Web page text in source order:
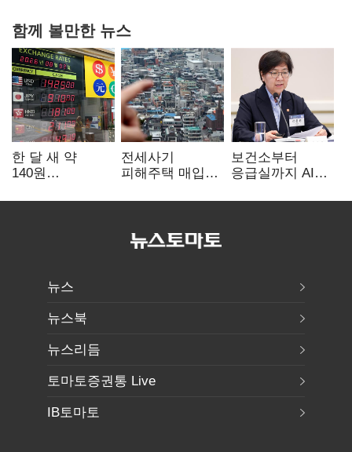
함께 볼만한 뉴스
한 달 새 약
140원
엔저'에 원화
전세사기
피해주택 매입
누적 피해자
보건소부터
응급실까지 AI
혁신 본격화
뉴스
뉴스북
뉴스리듬
토마토증권통 Live
IB토마토